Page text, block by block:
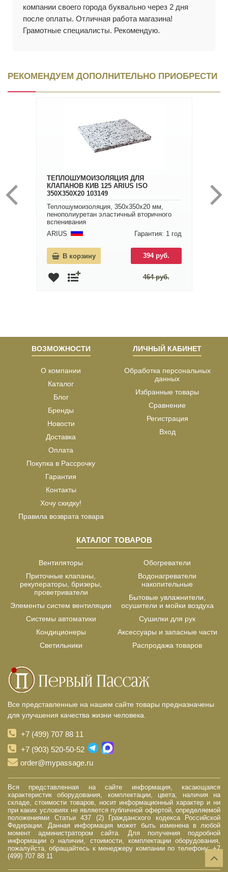
компании своего города буквально через 2 дня
после оплаты. Отличная работа магазина!
Грамотные специалисты. Рекомендую.
РЕКОМЕНДУЕМ ДОПОЛНИТЕЛЬНО ПРИОБРЕСТИ
ТЕПЛОШУМОИЗОЛЯЦИЯ ДЛЯ
КЛАПАНОВ КИВ 125 ARIUS ISO
350Х350Х20 103149
Теплошумоизоляция, 350х350х20 мм,
пенополиуретан эластичный вторичного
вспенивания
ARIUS
Гарантия: 1 год
394 руб.
464 руб.
В корзину
ВОЗМОЖНОСТИ
О компании
Каталог
Блог
Бренды
Новости
Доставка
Оплата
Покупка в Рассрочку
Гарантия
Контакты
Хочу скидку!
Правила возврата товара
ЛИЧНЫЙ КАБИНЕТ
Обработка персональных
данных
Избранные товары
Сравнение
Регистрация
Вход
КАТАЛОГ ТОВАРОВ
Вентиляторы
Приточные клапаны,
рекуператоры, бризеры,
проветриватели
Элементы систем вентиляции
Системы автоматики
Кондиционеры
Светильники
Обогреватели
Водонагреватели
накопительные
Бытовые увлажнители,
осушители и мойки воздуха
Сушилки для рук
Аксессуары и запасные части
Распродажа товаров
Все представленные на нашем сайте товары предназначены
для улучшения качества жизни человека.
+7 (499) 707 88 11
+7 (903) 520-50-52
order@mypassage.ru
Вся представленная на сайте информация, касающаяся
характеристик оборудования, комплектации, цвета, наличия на
складе, стоимости товаров, носит информационный характер и ни
при каких условиях не является публичной офертой, определяемой
положениями Статьи 437 (2) Гражданского кодекса Российской
Федерации. Данная информация может быть изменена в любой
момент администратором сайта. Для получения подробной
информации о наличии, стоимости, комплектации оборудования,
пожалуйста, обращайтесь к менеджеру компании по телефону: +7
(499) 707 88 11